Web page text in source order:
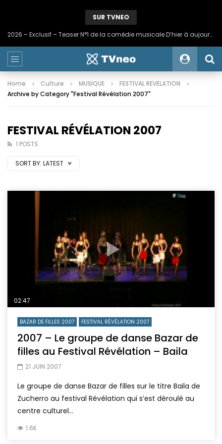
SUR TVNEO
2026 – Exclusif – Teaser N°1 de la comédie musicale D’hier à aujourd’hui
Home Culture MUSIQUE
FESTIVAL REVELATION
Archive by Category "Festival Révélation 2007"
FESTIVAL RÉVÉLATION 2007
1 POSTS
SORT BY: LATEST
02:47
BAZAR DE FILLES 2007 FESTIVAL RÉVÉLATION 2007
2007 – Le groupe de danse Bazar de
filles au Festival Révélation – Baila
21 JUIN 2007
Le groupe de danse Bazar de filles sur le titre Baila de
Zucherro au festival Révélation qui s’est déroulé au
centre culturel...
1.6K